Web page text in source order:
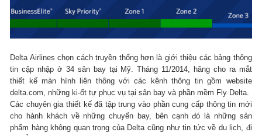
Delta Airlines chọn cách truyền thống hơn là giới thiệu các bảng thông
tin cập nhập ở 34 sân bay tại Mỹ. Tháng 11/2014, hãng cho ra mắt
thiết kế màn hình liên thông với các kênh thông tin gồm website
delta.com, những ki-ốt tự phục vụ tại sân bay và phần mềm Fly Delta.
Các chuyên gia thiết kế đã tập trung vào phần cung cấp thông tin mới
cho hành khách về những chuyến bay, bên cạnh đó là những sản
phẩm hàng không quan trọng của Delta cũng như tin tức về du lịch, đi